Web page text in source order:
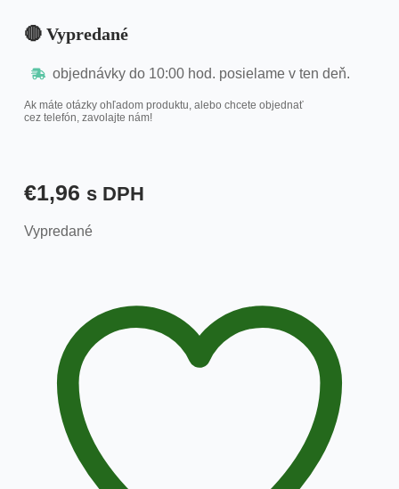
🔴 Vypredané
objednávky do 10:00 hod. posielame v ten deň.
Ak máte otázky ohľadom produktu, alebo chcete objednať
cez telefón, zavolajte nám!
€1,96 s DPH
Vypredané